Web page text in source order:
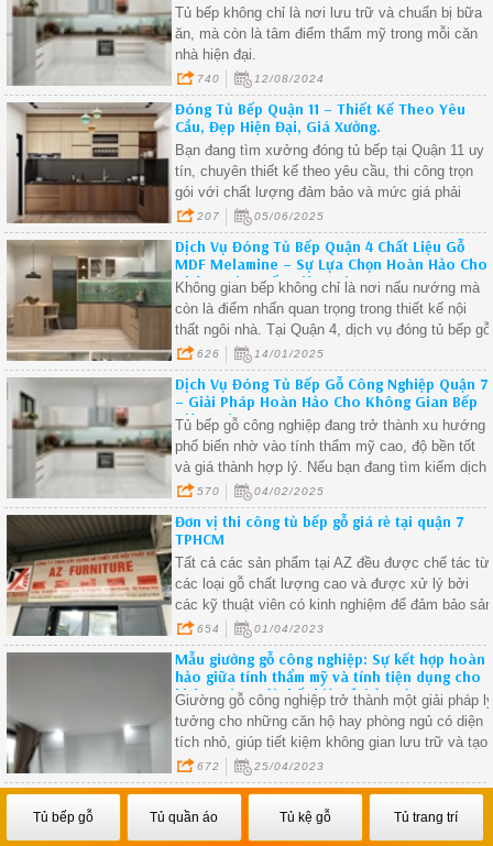
Tủ bếp không chỉ là nơi lưu trữ và chuẩn bị bữa
ăn, mà còn là tâm điểm thẩm mỹ trong mỗi căn
nhà hiện đại.
740 12/08/2024
Đóng Tủ Bếp Quận 11 – Thiết Kế Theo Yêu
Cầu, Đẹp Hiện Đại, Giá Xưởng.
Bạn đang tìm xưởng đóng tủ bếp tại Quận 11 uy
tín, chuyên thiết kế theo yêu cầu, thi công trọn
gói với chất lượng đảm bảo và mức giá phải
chăng? Chúng tôi là đơn vị chuyên thiết kế – thi
công tủ bếp gỗ công nghiệp và gỗ tự nhiên với
hàng trăm công trình thực tế tại TP.HCM.
207 05/06/2025
Dịch Vụ Đóng Tủ Bếp Quận 4 Chất Liệu Gỗ
MDF Melamine – Sự Lựa Chọn Hoàn Hảo Cho
Không Gian Bếp Hiện Đại.
Không gian bếp không chỉ là nơi nấu nướng mà
còn là điểm nhấn quan trọng trong thiết kế nội
thất ngôi nhà. Tại Quận 4, dịch vụ đóng tủ bếp gỗ
MDF phủ Melamine đang trở thành xu hướng
vào tính thẩm mỹ cao, độ bền tốt và giá cả phải
chăng. Nếu bạn đang tìm kiếm giải pháp nâng
cấp căn bếp của mình, hãy khám phá ngay
những lợi ích mà dòng sản phẩm này mang lại.
626 14/01/2025
Dịch Vụ Đóng Tủ Bếp Gỗ Công Nghiệp Quận 7
– Giải Pháp Hoàn Hảo Cho Không Gian Bếp
Hiện Đại.
Tủ bếp gỗ công nghiệp đang trở thành xu hướng
phổ biến nhờ vào tính thẩm mỹ cao, độ bền tốt
và giá thành hợp lý. Nếu bạn đang tìm kiếm dịch
vụ đóng tủ bếp gỗ công nghiệp tại Quận 7, hãy
cùng khám phá những ưu điểm và quy trình thiết
kế thi công ngay trong bài viết dưới đây!
570 04/02/2025
Đơn vị thi công tủ bếp gỗ giá rẻ tại quận 7
TPHCM
Tất cả các sản phẩm tại AZ đều được chế tác từ
các loại gỗ chất lượng cao và được xử lý bởi
các kỹ thuật viên có kinh nghiệm để đảm bảo sản
phẩm có độ bền và độ chính xác cao.
654 01/04/2023
Mẫu giường gỗ công nghiệp: Sự kết hợp hoàn
hảo giữa tính thẩm mỹ và tính tiện dụng cho
không gian nội thất hiện đại ở quận 1
Giường gỗ công nghiệp trở thành một giải pháp
tưởng cho những căn hộ hay phòng ngủ có diện
tích nhỏ, giúp tiết kiệm không gian lưu trữ và tạo
cảm giác gọn gàng, ngăn nắp cho không gian
sống
672 25/04/2023
Tủ bếp gỗ Tủ quần áo Tủ kệ gỗ Tủ trang trí